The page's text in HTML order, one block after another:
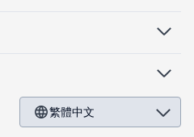
繁體中文